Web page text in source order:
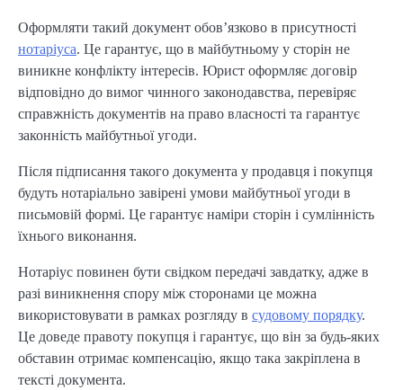
Оформляти такий документ обов’язково в присутності
нотаріуса. Це гарантує, що в майбутньому у сторін не
виникне конфлікту інтересів. Юрист оформляє договір
відповідно до вимог чинного законодавства, перевіряє
справжність документів на право власності та гарантує
законність майбутньої угоди.
Після підписання такого документа у продавця і покупця
будуть нотаріально завірені умови майбутньої угоди в
письмовій формі. Це гарантує наміри сторін і сумлінність
їхнього виконання.
Нотаріус повинен бути свідком передачі завдатку, адже в
разі виникнення спору між сторонами це можна
використовувати в рамках розгляду в судовому порядку.
Це доведе правоту покупця і гарантує, що він за будь-яких
обставин отримає компенсацію, якщо така закріплена в
тексті документа.